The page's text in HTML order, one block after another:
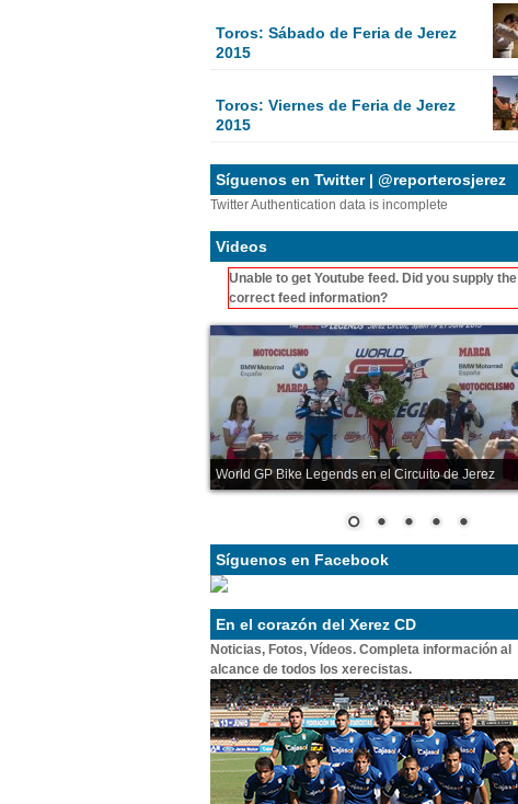
Toros: Sábado de Feria de Jerez
2015
Toros: Viernes de Feria de Jerez
2015
Síguenos en Twitter | @reporterosjerez
Twitter Authentication data is incomplete
Videos
Unable to get Youtube feed. Did you supply the
correct feed information?
World GP Bike Legends en el Circuito de Jerez
Síguenos en Facebook
En el corazón del Xerez CD
Noticias, Fotos, Vídeos. Completa información al
alcance de todos los xerecistas.